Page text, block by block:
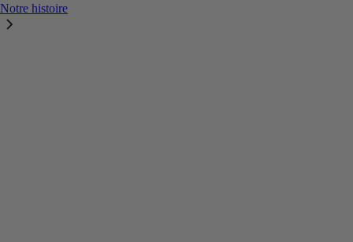
Notre histoire